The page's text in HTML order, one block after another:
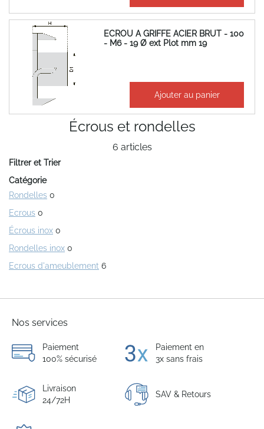
6 articles
Écrous et rondelles
ECROU A GRIFFE ACIER BRUT - 100
- M6 - 19 Ø ext Plot mm 19
16,90 €
Ajouter au panier
Filtrer et Trier
Catégorie
Rondelles 0
Ecrous 0
Écrous inox 0
Rondelles inox 0
Ecrous d'ameublement 6
Nos services
Paiement
100% sécurisé
Paiement en
3x sans frais
Livraison
24/72H
SAV & Retours